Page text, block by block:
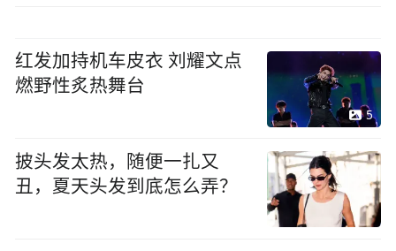
红发加持机车皮衣 刘耀文点
燃野性炙热舞台
5
披头发太热，随便一扎又
丑，夏天头发到底怎么弄？